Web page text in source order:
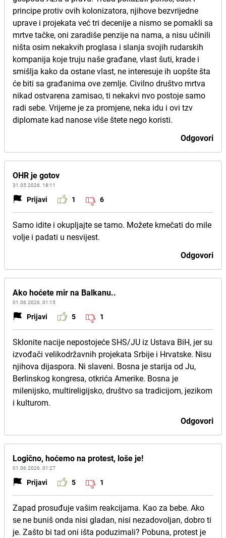
principe protiv ovih kolonizatora, njihove bezvrijedne
uprave i projekata već tri decenije a nismo se pomakli sa
mrtve tačke, oni zaradiše penzije na nama, a nisu učinili
ništa osim nekakvih proglasa i slanja svojih rudarskih
kompanija koje truju naše građane, vlast šuti, krade i
smišlja kako da ostane vlast, ne interesuje ih uopšte šta
će biti sa građanima ove zemlje. Civilno društvo mrtva
nikad ostvarena zamisao, ti nekakvi nvo postoje samo
radi sebe. Vrijeme je za promjene, neka idu i ovi tzv
diplomate kad nanose više štete nego koristi.
Odgovori
OHR je gotov
31.05.2026. 18:11
Prijavi 1 6
Samo idite i okupljajte se tamo. Možete kmečati do mile
volje i padati u nesvijest.
Odgovori
Ako hoćete mir na Balkanu..
01.06.2026. 01:15
Prijavi 5 1
Sklonite nacije nepostojeće SHS/JU iz Ustava BiH, jer su
izvođači velikodržavnih projekata Srbije i Hrvatske. Nisu
njihova dijaspora. Ni slaveni. Bosna je starija od Ju,
Berlinskog kongresa, otkrića Amerike. Bosna je
milenijsko, multireligijsko, društvo sa tradicijom, jezikom
i kulturom.
Odgovori
Logično, hoćemo na protest, loše je!
01.06.2026. 01:27
Prijavi 5 1
Zapad prosuđuje vašim reakcijama. Kao za bebe. Ako
se ne buniš onda nisi gladan, nisi nezadovoljan, dobro ti
je. Zašto bi tad oni išta poduzimali? Pobuna, protest je